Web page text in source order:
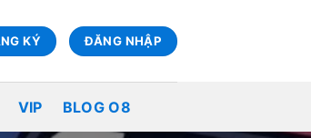
KÝ ĐĂNG NHẬP
VIP BLOG O8